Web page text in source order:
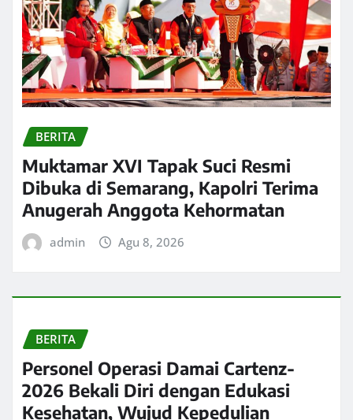
BERITA
Muktamar XVI Tapak Suci Resmi
Dibuka di Semarang, Kapolri Terima
Anugerah Anggota Kehormatan
admin Agu 8, 2026
BERITA
Personel Operasi Damai Cartenz-
2026 Bekali Diri dengan Edukasi
Kesehatan, Wujud Kepedulian